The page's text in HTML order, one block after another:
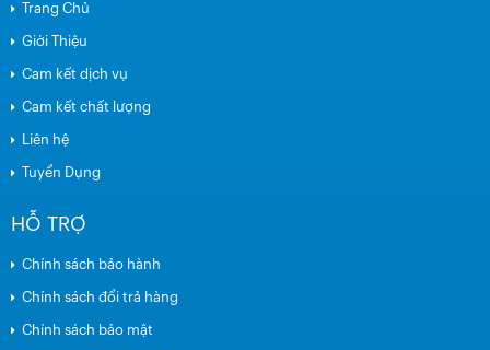
Trang Chủ
Giới Thiệu
Cam kết dịch vụ
Cam kết chất lượng
Liên hệ
Tuyển Dụng
HỖ TRỢ
Chính sách bảo hành
Chính sách đổi trả hàng
Chính sách bảo mật